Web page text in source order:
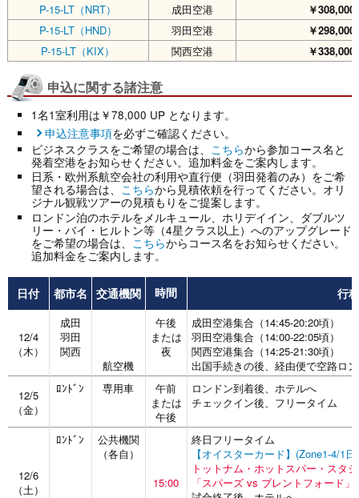
P-15-LT（NRT） 成田空港 ￥308,000
P-15-LT（HND）
羽田空港 ￥298,000
P-15-LT（KIX）
関西空港 ￥338,000
申込に関する諸注意
1名1室利用は￥78,000 UP となります。
申込注意事項を必ずご確認ください。
ビジネスクラスをご希望の場合は、
こちらから参加コース名と
発着空港をお知らせください。追加料金をご案内します。
日系・欧州系航空会社の利用や直行便（羽田発着のみ）をご希
望される場合は、 こちらから見積依頼を行ってください。オリ
ジナル観戦ツアーの見積もりをご提案します。
ロンドン泊のホテルをメルキュール、ホリデイイン、ダブルツ
リー・バイ・ヒルトン等（4星クラス以上）へのアップグレード
をご希望の場合は、 こちらからコース名をお知らせください。
追加料金をご案内します。
日付 都市名 交通機関 時間 行程
12/4
（木）
成田
羽田
関西
航空機
午後
または
夜
成田空港集合（14:45-20:20頃）
羽田空港集合（14:00-22:05頃）
関西空港集合（14:25-21:30頃）
出国手続きの後、経由便で空路ロ
12/5
（金）
ﾛﾝﾄﾞﾝ 専用車
午前
または
午後
ロンドン到着後、ホテルへ
チェックイン後、フリータイム
12/6
（土）
ﾛﾝﾄﾞﾝ
公共機関
（各自）
15:00
終日フリータイム
【オイスターカード】(Zone1-4/1
トットナム・ホットスパー・スタ
「スパーズ vs ブレントフォード」